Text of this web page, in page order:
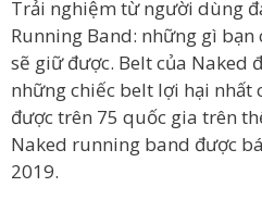
Trải nghiệm từ người dùng
Running Band: những gì
sẽ giữ được. Belt của Naked
những chiếc belt lợi hại nhất
được trên 75 quốc gia trên
Naked running band được
2019.